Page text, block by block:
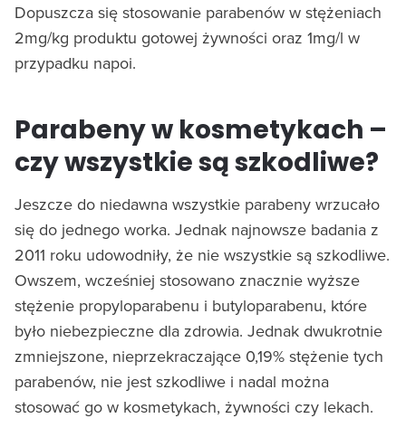
Dopuszcza się stosowanie parabenów w stężeniach
2mg/kg produktu gotowej żywności oraz 1mg/l w
przypadku napoi.
Parabeny w kosmetykach –
czy wszystkie są szkodliwe?
Jeszcze do niedawna wszystkie parabeny wrzucało
się do jednego worka. Jednak najnowsze badania z
2011 roku udowodniły, że nie wszystkie są szkodliwe.
Owszem, wcześniej stosowano znacznie wyższe
stężenie propyloparabenu i butyloparabenu, które
było niebezpieczne dla zdrowia. Jednak dwukrotnie
zmniejszone, nieprzekraczające 0,19% stężenie tych
parabenów, nie jest szkodliwe i nadal można
stosować go w kosmetykach, żywności czy lekach.